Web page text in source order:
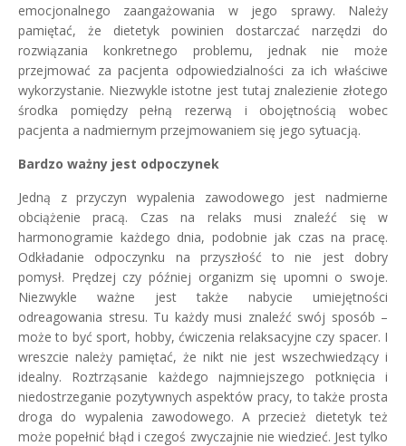
emocjonalnego zaangażowania w jego sprawy. Należy
pamiętać, że dietetyk powinien dostarczać narzędzi do
rozwiązania konkretnego problemu, jednak nie może
przejmować za pacjenta odpowiedzialności za ich właściwe
wykorzystanie. Niezwykle istotne jest tutaj znalezienie złotego
środka pomiędzy pełną rezerwą i obojętnością wobec
pacjenta a nadmiernym przejmowaniem się jego sytuacją.
Bardzo ważny jest odpoczynek
Jedną z przyczyn wypalenia zawodowego jest nadmierne
obciążenie pracą. Czas na relaks musi znaleźć się w
harmonogramie każdego dnia, podobnie jak czas na pracę.
Odkładanie odpoczynku na przyszłość to nie jest dobry
pomysł. Prędzej czy później organizm się upomni o swoje.
Niezwykle ważne jest także nabycie umiejętności
odreagowania stresu. Tu każdy musi znaleźć swój sposób –
może to być sport, hobby, ćwiczenia relaksacyjne czy spacer. I
wreszcie należy pamiętać, że nikt nie jest wszechwiedzący i
idealny. Roztrząsanie każdego najmniejszego potknięcia i
niedostrzeganie pozytywnych aspektów pracy, to także prosta
droga do wypalenia zawodowego. A przecież dietetyk też
może popełnić błąd i czegoś zwyczajnie nie wiedzieć. Jest tylko